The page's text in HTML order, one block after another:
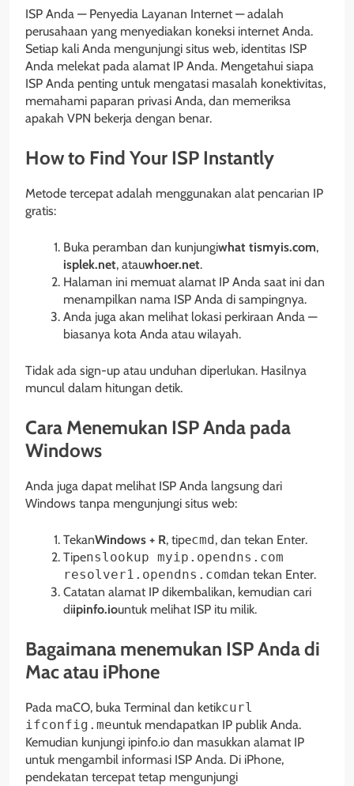
ISP Anda — Penyedia Layanan Internet — adalah
perusahaan yang menyediakan koneksi internet Anda.
Setiap kali Anda mengunjungi situs web, identitas ISP
Anda melekat pada alamat IP Anda. Mengetahui siapa
ISP Anda penting untuk mengatasi masalah konektivitas,
memahami paparan privasi Anda, dan memeriksa
apakah VPN bekerja dengan benar.
How to Find Your ISP Instantly
Metode tercepat adalah menggunakan alat pencarian IP
gratis:
Buka peramban dan kunjungiwhat tismyis.com,
isplek.net, atauwhoer.net.
Halaman ini memuat alamat IP Anda saat ini dan
menampilkan nama ISP Anda di sampingnya.
Anda juga akan melihat lokasi perkiraan Anda —
biasanya kota Anda atau wilayah.
Tidak ada sign-up atau unduhan diperlukan. Hasilnya
muncul dalam hitungan detik.
Cara Menemukan ISP Anda pada
Windows
Anda juga dapat melihat ISP Anda langsung dari
Windows tanpa mengunjungi situs web:
TekanWindows + R, tipecmd , dan tekan Enter.
Tipenslookup myip.opendns.com
resolver1.opendns.comdan tekan Enter.
Catatan alamat IP dikembalikan, kemudian cari
diipinfo.iountuk melihat ISP itu milik.
Bagaimana menemukan ISP Anda di
Mac atau iPhone
Pada maCO, buka Terminal dan ketikcurl
ifconfig.meuntuk mendapatkan IP publik Anda.
Kemudian kunjungi ipinfo.io dan masukkan alamat IP
untuk mengambil informasi ISP Anda. Di iPhone,
pendekatan tercepat tetap mengunjungi